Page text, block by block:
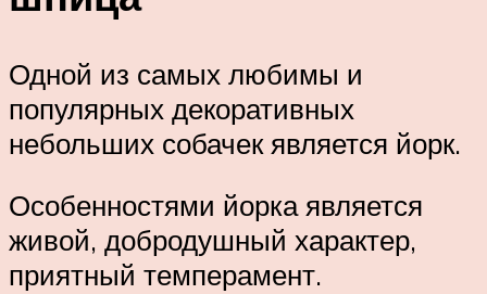
Одной из самых любимы и
популярных декоративных
небольших собачек является йорк.
Особенностями йорка является
живой, добродушный характер,
приятный темперамент.